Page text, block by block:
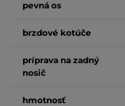
pevná os
brzdové kotúče
príprava na zadný
nosič
hmotnosť